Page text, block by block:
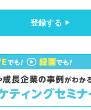
登録する